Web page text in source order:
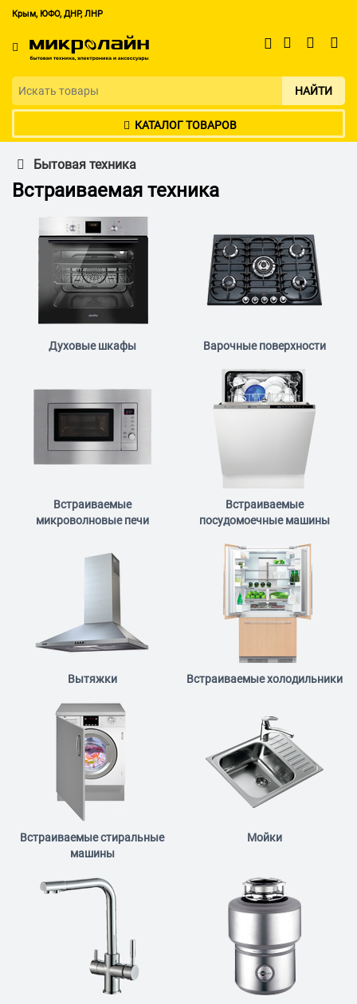
Крым, ЮФО, ДНР, ЛНР
НАЙТИ
КАТАЛОГ ТОВАРОВ
Бытовая техника
Встраиваемая техника
Духовые шкафы Варочные поверхности
Встраиваемые
микроволновые печи
Встраиваемые
посудомоечные машины
Вытяжки Встраиваемые холодильники
Встраиваемые стиральные
машины
Мойки